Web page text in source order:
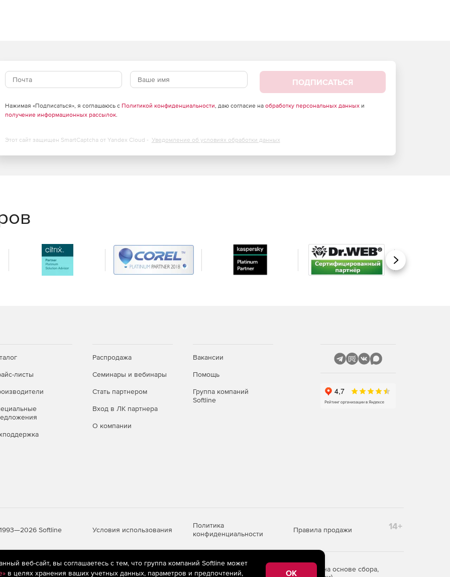
ПОДПИСАТЬСЯ
Нажимая «Подписаться», я соглашаюсь с Политикой конфиденциальности, даю согласие на обработку персональных данныхи
получение информационных рассылок.
Этот сайт защищен SmartCaptcha от Yandex Cloud - Уведомление об условиях обработки данных
Вперед
листы
Распродажа
Семинары и вебинары
Стать партнером
Вход в ЛК партнера
О компании
Вакансии
Помощь
Группа компаний
Softline
Softline Условия использования
Политика
конфиденциальности
Правила продажи 14+
рекомендательные технологии
(информационные технологии предоставления информации на основе сбора,
веб-сайт, вы соглашаетесь с тем, что группа компаний Softline может
в целях хранения ваших учетных данных, параметров и предпочтений, OK